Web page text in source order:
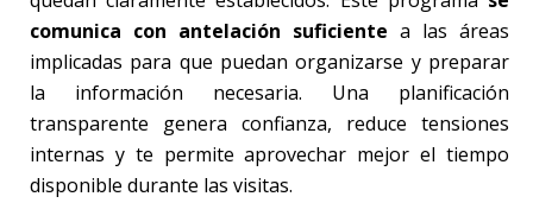
comunica con antelación suficiente a las áreas
implicadas para que puedan organizarse y preparar
la información necesaria. Una planificación
transparente genera confianza, reduce tensiones
internas y te permite aprovechar mejor el tiempo
disponible durante las visitas.